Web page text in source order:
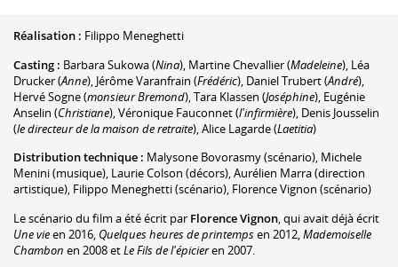
Réalisation : Filippo Meneghetti
Casting : Barbara Sukowa(Nina), Martine Chevallier(Madeleine), Léa
Drucker(Anne), Jérôme Varanfrain (Frédéric), Daniel Trubert(André),
Hervé Sogne(monsieur Bremond),Tara Klassen (Joséphine), Eugénie
Anselin (Christiane),Véronique Fauconnet(l'infirmière), Denis Jousselin
(le directeur de la maison de retraite),Alice Lagarde(Laetitia)
Distribution technique : Malysone Bovorasmy(scénario), Michele
Menini(musique), Laurie Colson (décors),Aurélien Marra(direction
artistique), Filippo Meneghetti(scénario), Florence Vignon (scénario)
Le scénario du film a été écrit par Florence Vignon , qui avait déjà écrit
Une vieen 2016, Quelques heures de printempsen 2012, Mademoiselle
Chambon en 2008 etLe Fils de l'épicieren 2007.